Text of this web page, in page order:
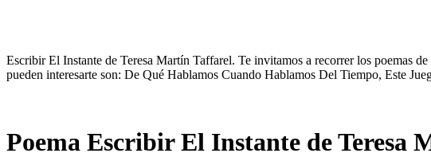
Escribir El Instante de Teresa Martín Taffarel. Te invitamos a recorrer los poemas
pueden interesarte son: De Qué Hablamos Cuando Hablamos Del Tiempo, Este
Poema Escribir El Instante de Teresa